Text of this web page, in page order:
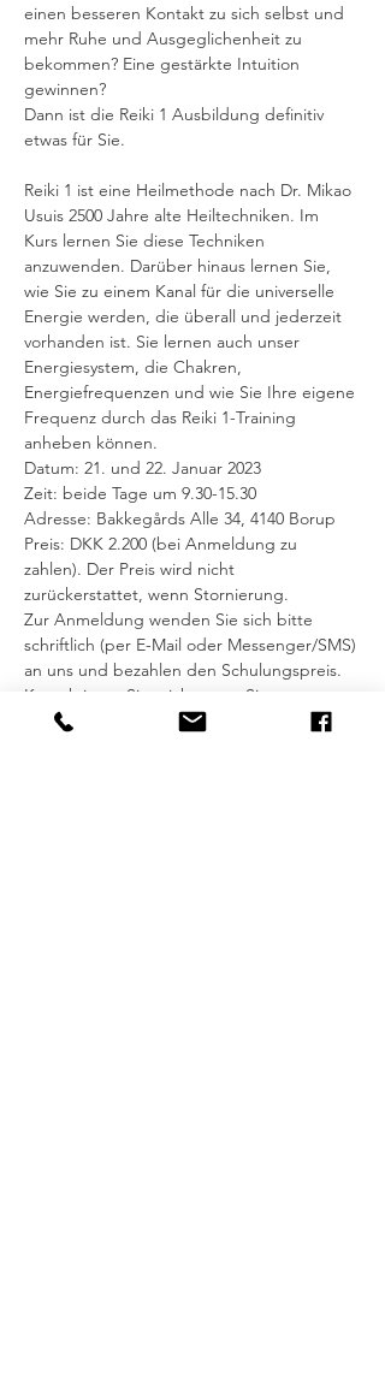
einen besseren Kontakt zu sich selbst und
mehr Ruhe und Ausgeglichenheit zu
bekommen? Eine gestärkte Intuition
gewinnen?
Dann ist die Reiki 1 Ausbildung definitiv
etwas für Sie.
Reiki 1 ist eine Heilmethode nach Dr. Mikao
Usuis 2500 Jahre alte Heiltechniken. Im
Kurs lernen Sie diese Techniken
anzuwenden. Darüber hinaus lernen Sie,
wie Sie zu einem Kanal für die universelle
Energie werden, die überall und jederzeit
vorhanden ist. Sie lernen auch unser
Energiesystem, die Chakren,
Energiefrequenzen und wie Sie Ihre eigene
Frequenz durch das Reiki 1-Training
anheben können.
Datum: 21. und 22. Januar 2023
Zeit: beide Tage um 9.30-15.30
Adresse: Bakkegårds Alle 34, 4140 Borup
Preis: DKK 2.200 (bei Anmeldung zu
zahlen). Der Preis wird nicht
zurückerstattet, wenn Stornierung.
Zur Anmeldung wenden Sie sich bitte
schriftlich (per E-Mail oder Messenger/SMS)
an uns und bezahlen den Schulungspreis.
Kontaktieren Sie mich, wenn Sie per
Mobilepay überweisen oder per bezahlen